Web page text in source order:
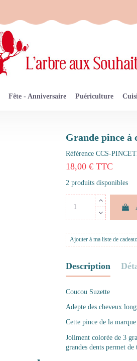
Fête - Anniversaire Puériculture
Grande pince
Référence CCS-
18,00 € TTC
2 produits disponibles
Ajouter à ma liste de
Description
Coucou Suzette
Adepte des cheveux
Cette pince de la
Joliment colorée de 3
grandes dents permet